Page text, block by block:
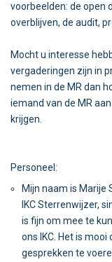
voorbeelden: de open
overblijven, de audit,
Mocht u interesse
vergaderingen zijn in
nemen in de MR dan
iemand van de MR
krijgen.
Personeel:
Mijn naam is Marije
IKC Sterrenwijzer,
is fijn om mee te
ons IKC. Het is
gesprekken te